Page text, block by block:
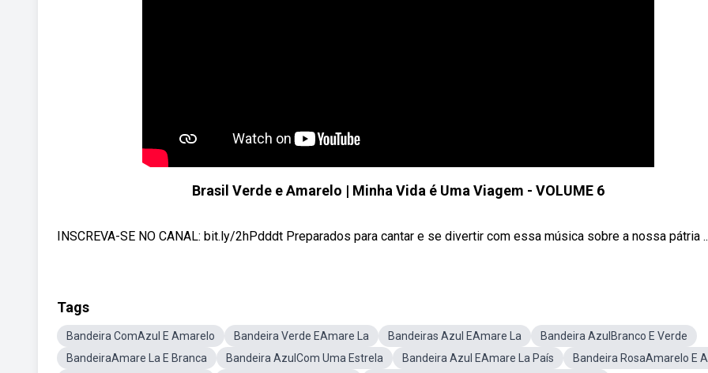
Brasil Verde e Amarelo | Minha Vida é Uma Viagem - VOLUME 6
INSCREVA-SE NO CANAL: bit.ly/2hPdddt Preparados para cantar e se divertir com essa música sobre a nossa pátria
Tags
Bandeira ComAzul E Amarelo Bandeira Verde EAmare La Bandeiras Azul EAmare La
Bandeira AzulBranco E Verde
BandeiraAmare La E Branca
Bandeira AzulCom Uma Estrela Bandeira Azul EAmare La País
Bandeira RosaAmarelo E